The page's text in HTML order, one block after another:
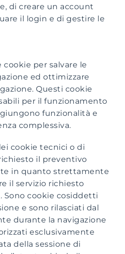
di creare un account
il login e di gestire le
per salvare le
ed ottimizzare
Questi cookie
per il funzionamento
funzionalità e
complessiva.
cookie tecnici o di
il preventivo
in quanto strettamente
il servizio richiesto
Sono cookie cosiddetti
e sono rilasciati dal
durante la navigazione
esclusivamente
della sessione di